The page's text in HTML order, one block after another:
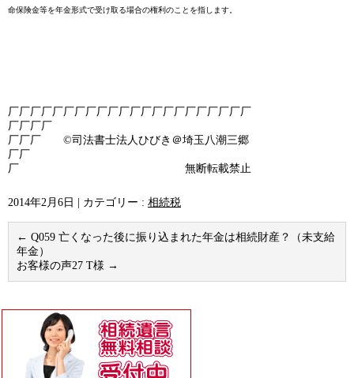
命保険金等を年金形式で受け取る場合の権利のことを指します。
厂厂厂厂厂厂厂厂厂厂厂厂厂厂厂厂厂厂厂厂厂厂
厂厂厂厂
厂厂厂 ©司法書士法人ひびき＠埼玉八潮三郷
厂厂
厂 無断転載禁止
2014年2月6日 カテゴリー : 相続税
← Q059 亡くなった後に振り込まれた年金は相続財産？（未支給
年金）
お客様の声27 T様 →